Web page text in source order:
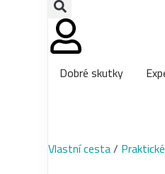
Dobré skutky
Vlastní cesta/